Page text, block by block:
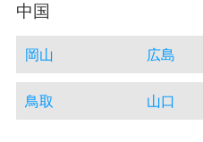
中国
岡山 広島
鳥取 山口